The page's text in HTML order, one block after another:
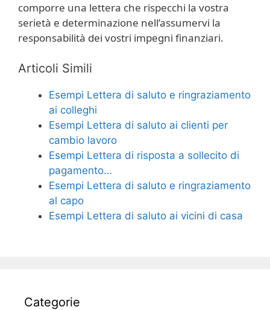
comporre una lettera che rispecchi la vostra
serietà e determinazione nell’assumervi la
responsabilità dei vostri impegni finanziari.
Articoli Simili
Esempi Lettera di saluto e ringraziamento
ai colleghi
Esempi Lettera di saluto ai clienti per
cambio lavoro
Esempi Lettera di risposta a sollecito di
pagamento…
Esempi Lettera di saluto e ringraziamento
al capo
Esempi Lettera di saluto ai vicini di casa
Categorie